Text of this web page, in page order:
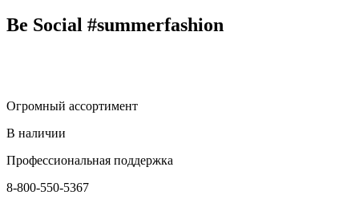
Be Social #summerfashion
Огромный ассортимент
В наличии
Профессиональная поддержка
8-800-550-5367